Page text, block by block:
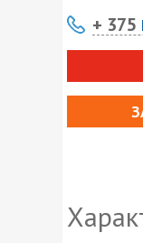
+ 375